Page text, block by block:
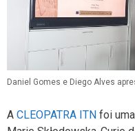
Daniel Gomes e Diego Alves
A CLEOPATRA ITN foi